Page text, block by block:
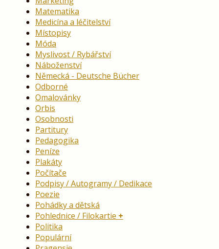
Matematika
Medicína a léčitelství
Místopisy
Móda
Myslivost / Rybářství
Náboženství
Německá - Deutsche Bücher
Odborné
Omalovánky
Orbis
Osobnosti
Partitury
Pedagogika
Peníze
Plakáty
Počítače
Podpisy / Autogramy / Dedikace
Poezie
Pohádky a dětská
Pohlednice / Filokartie
Politika
Populární